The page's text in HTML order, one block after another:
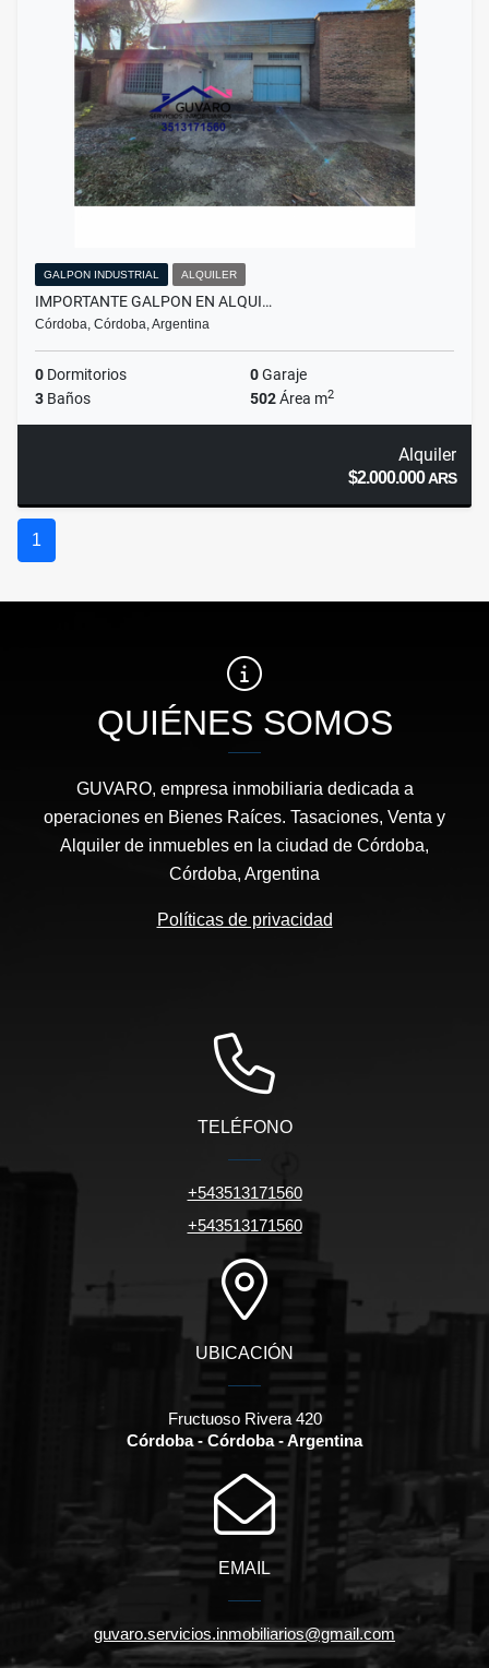
GALPON INDUSTRIAL ALQUILER
IMPORTANTE GALPON EN ALQUI…
Córdoba, Córdoba, Argentina
0 Dormitorios 0Garaje
3 Baños 502Área m2
Alquiler
$2.000.000ARS
1
QUIÉNES SOMOS
GUVARO, empresa inmobiliaria dedicada a
operaciones en Bienes Raíces. Tasaciones, Venta y
Alquiler de inmuebles en la ciudad de Córdoba,
Córdoba, Argentina
Políticas de privacidad
TELÉFONO
+543513171560
+543513171560
UBICACIÓN
Fructuoso Rivera 420
Córdoba - Córdoba - Argentina
EMAIL
guvaro.servicios.inmobiliarios@gmail.com